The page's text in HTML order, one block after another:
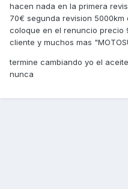
hacen nada en la primera
70€ segunda revision
coloque en el renuncio precio
cliente y muchos mas
termine cambiando yo el
nunca